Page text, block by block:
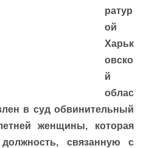
ратур
ой
Харьк
овско
й
облас
в суд обвинительный
женщины, которая
связанную с